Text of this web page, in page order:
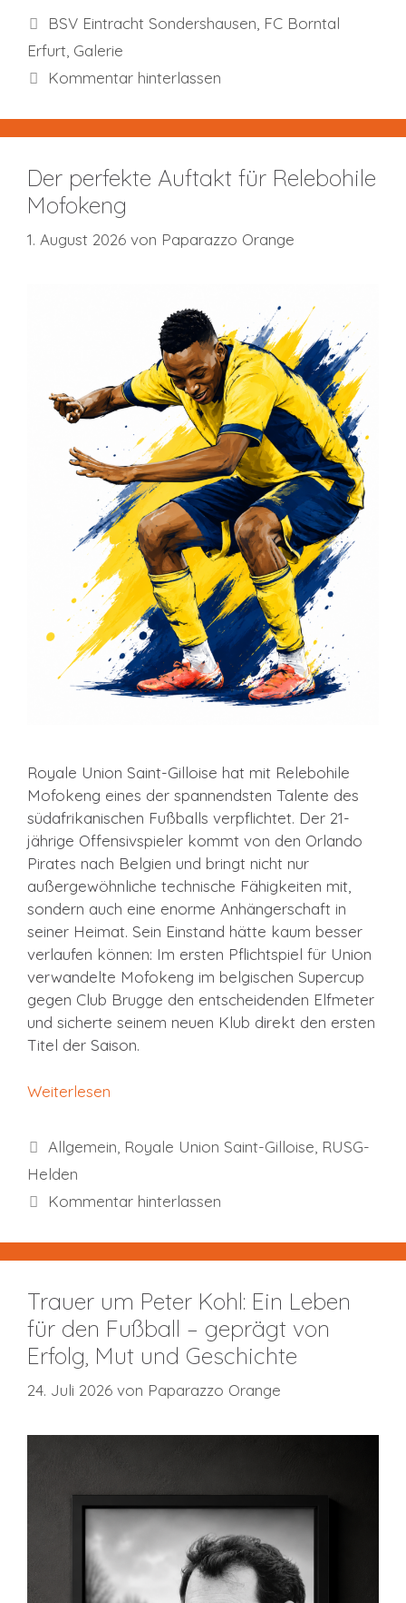
Kategorien
BSV Eintracht Sondershausen FC Borntal
Erfurt Galerie
Kommentar hinterlassen
Der perfekte Auftakt für Relebohile
Mofokeng
1. August 2026 von Paparazzo Orange
Royale Union Saint-Gilloise hat mit Relebohile
Mofokeng eines der spannendsten Talente des
südafrikanischen Fußballs verpflichtet. Der 21-
jährige Offensivspieler kommt von den Orlando
Pirates nach Belgien und bringt nicht nur
außergewöhnliche technische Fähigkeiten mit,
sondern auch eine enorme Anhängerschaft in
seiner Heimat. Sein Einstand hätte kaum besser
verlaufen können: Im ersten Pflichtspiel für Union
verwandelte Mofokeng im belgischen Supercup
gegen Club Brugge den entscheidenden Elfmeter
und sicherte seinem neuen Klub direkt den ersten
Titel der Saison.
Weiterlesen
Kategorien
Allgemein Royale Union Saint-Gilloise RUSG-
Helden
Kommentar hinterlassen
Trauer um Peter Kohl: Ein Leben
für den Fußball – geprägt von
Erfolg, Mut und Geschichte
24. Juli 2026 von Paparazzo Orange